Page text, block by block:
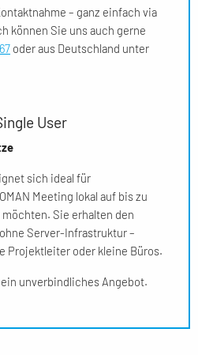
– ganz einfach via
können Sie uns auch gerne
oder aus Deutschland unter
User
sich ideal für
Meeting lokal auf bis zu
Sie erhalten den
Server-Infrastruktur –
Projektleiter oder kleine Büros.
unverbindliches Angebot.